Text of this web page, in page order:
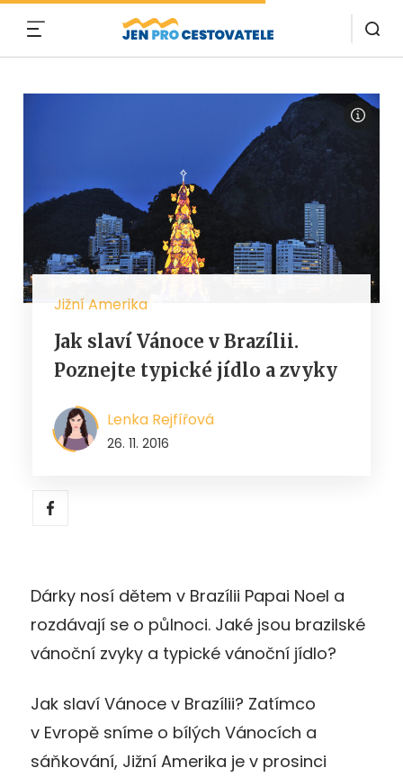
Jižní Amerika
Jak slaví Vánoce v Brazílii.
Poznejte typické jídlo a zvyky
Lenka Rejfířová
26. 11. 2016
Dárky nosí dětem v Brazílii Papai Noel a
rozdávají se o půlnoci. Jaké jsou brazilské
vánoční zvyky a typické vánoční jídlo?
Jak slaví Vánoce v Brazílii? Zatímco
v Evropě sníme o bílých Vánocích a
sáňkování, Jižní Amerika je v prosinci